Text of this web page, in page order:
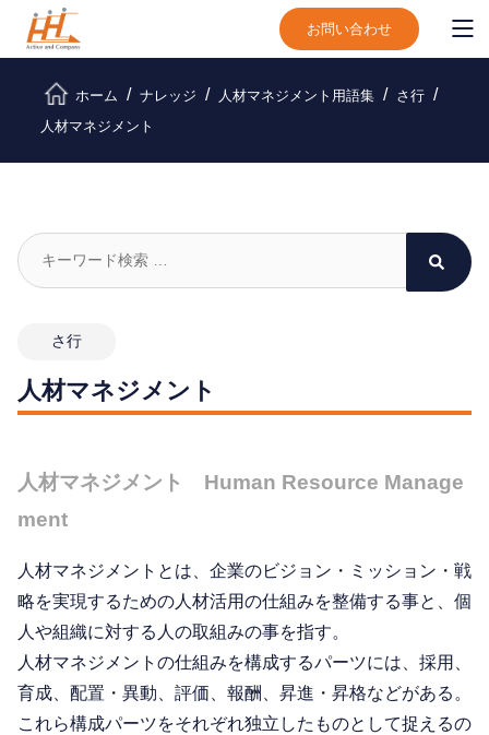
お問い合わせ
ホーム ナレッジ 人材マネジメント用語集
さ行
人材マネジメント
さ行
人材マネジメント
人材マネジメント Human Resource Manage
ment
人材マネジメントとは、企業のビジョン・ミッション・戦
略を実現するための人材活用の仕組みを整備する事と、個
人や組織に対する人の取組みの事を指す。
人材マネジメントの仕組みを構成するパーツには、採用、
育成、配置・異動、評価、報酬、昇進・昇格などがある。
これら構成パーツをそれぞれ独立したものとして捉えるの